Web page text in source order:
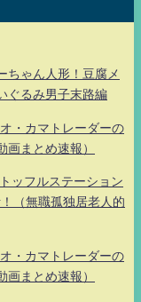
ゃん人形！豆腐メ
ぐるみ男子末路編
・カマトレーダーの
まとめ速報）
ッフルステーション
（無職孤独居老人的
・カマトレーダーの
まとめ速報）